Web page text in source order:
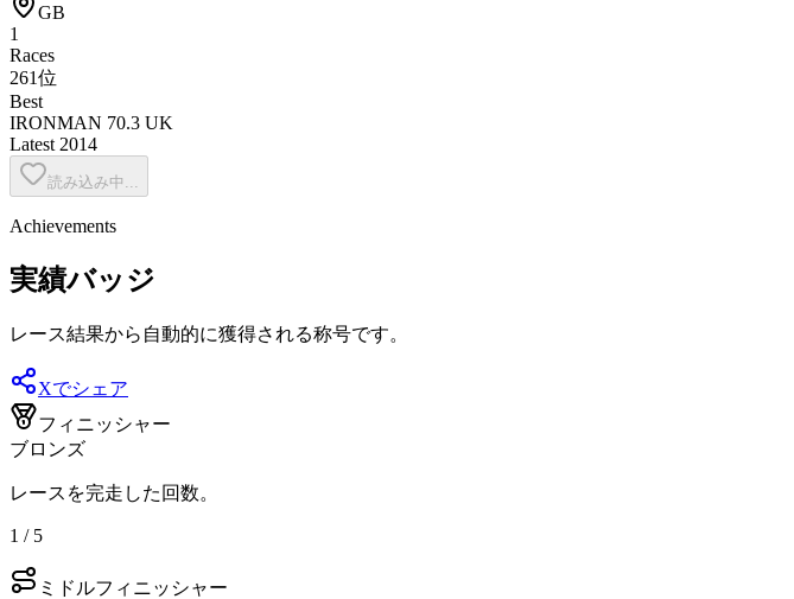
GB
1
Races
261位
Best
IRONMAN 70.3 UK
Latest 2014
読み込み中...
Achievements
実績バッジ
レース結果から自動的に獲得される称号です。
Xでシェア
フィニッシャー
ブロンズ
レースを完走した回数。
1 / 5
ミドルフィニッシャー